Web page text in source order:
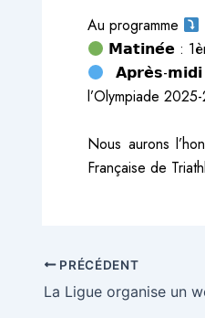
Au programme
𝗠𝗮𝘁𝗶𝗻𝗲́𝗲 :
𝗔𝗽𝗿𝗲̀𝘀-
l’Olympiade
Nous aurons
Française de
PRÉCÉDENT